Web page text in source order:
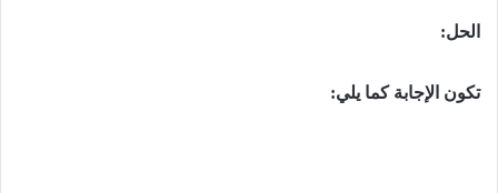
الحل:
تكون الإجابة كما يلي: